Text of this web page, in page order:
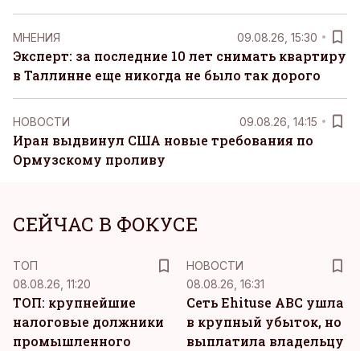
MНЕНИЯ 09.08.26, 15:30
Эксперт: за последние 10 лет снимать квартиру
в Таллинне еще никогда не было так дорого
НОВОСТИ 09.08.26, 14:15
Иран выдвинул США новые требования по
Ормузскому проливу
СЕЙЧАС В ФОКУСЕ
ТОП
08.08.26, 11:20
ТОП: крупнейшие
налоговые должники
промышленного
НОВОСТИ
08.08.26, 16:31
Сеть Ehituse ABC ушла
в крупный убыток, но
выплатила владельцу